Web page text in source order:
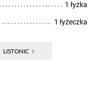
1 łyżka
1 łyżeczka
LISTONIC